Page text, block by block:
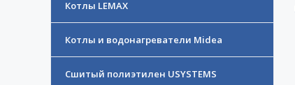
Котлы LEMAX
Котлы и водонагреватели Midea
Сшитый полиэтилен USYSTEMS